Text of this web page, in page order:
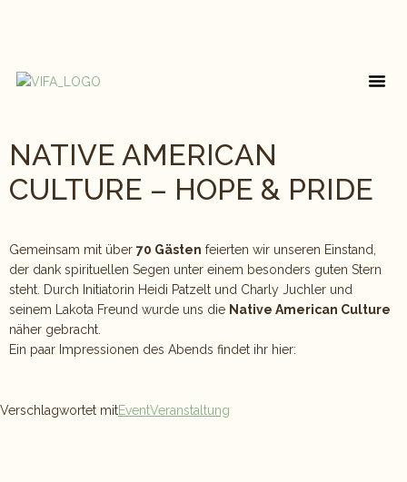
NATIVE AMERICAN
CULTURE – HOPE & PRIDE
Gemeinsam mit über 70 Gästen feierten wir unseren Einstand,
der dank spirituellen Segen unter einem besonders guten Stern
steht. Durch Initiatorin Heidi Patzelt und Charly Juchler und
seinem Lakota Freund wurde uns die Native American Culture
näher gebracht.
Ein paar Impressionen des Abends findet ihr hier:
Verschlagwortet mitEventVeranstaltung